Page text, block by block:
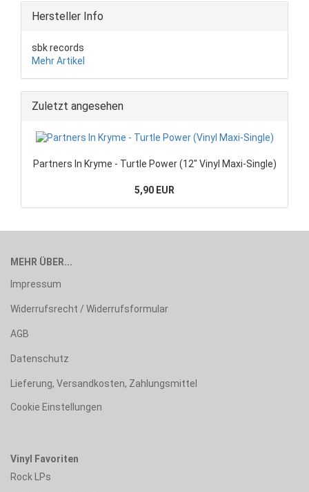
Hersteller Info
sbk records
Mehr Artikel
Zuletzt angesehen
Partners In Kryme - Turtle Power (12" Vinyl Maxi-Single)
5,90 EUR
MEHR ÜBER...
Impressum
Widerrufsrecht / Widerrufsformular
AGB
Datenschutz
Lieferung, Versandkosten, Zahlungsmittel
Cookie Einstellungen
Vinyl Favoriten
Rock LPs